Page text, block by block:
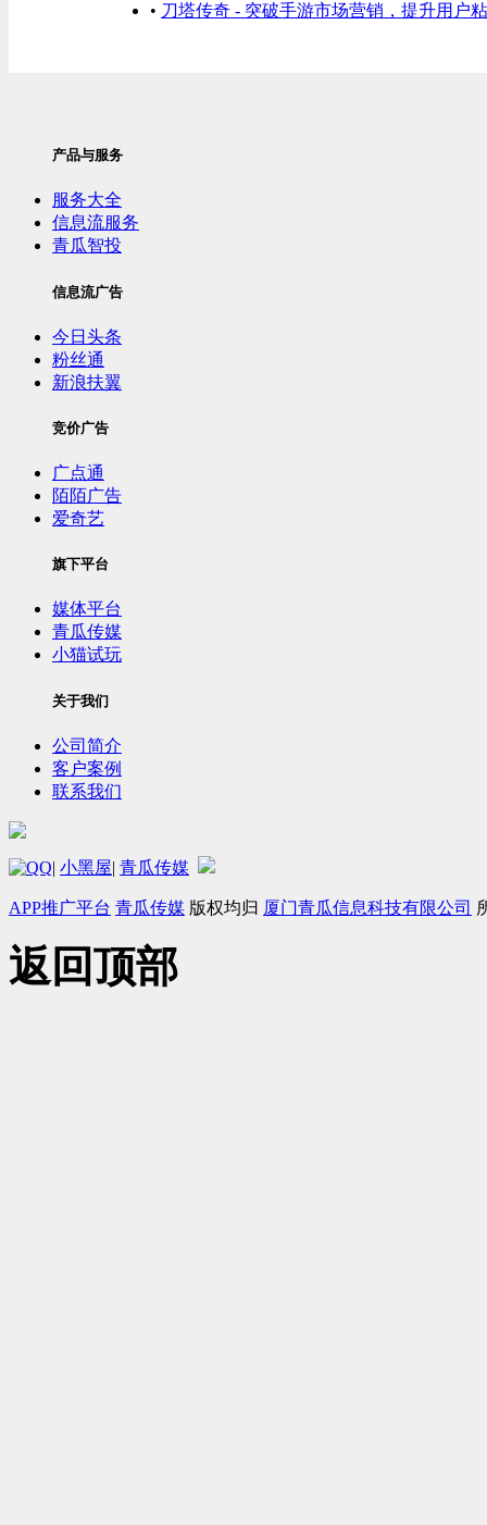
• 刀塔传奇 - 突破手游市场营销，提升用户
产品与服务
服务大全
信息流服务
青瓜智投
信息流广告
今日头条
粉丝通
新浪扶翼
竞价广告
广点通
陌陌广告
爱奇艺
旗下平台
媒体平台
青瓜传媒
小猫试玩
关于我们
公司简介
客户案例
联系我们
| 小黑屋| 青瓜传媒
APP推广平台 青瓜传媒 版权均归 厦门青瓜信息科技有限公司
返回顶部